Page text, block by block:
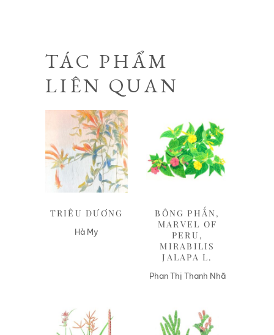
TÁC PHẨM
LIÊN QUAN
Liên hệ
TRIÊU DƯƠNG
Hà My
Liên hệ
BÔNG PHẤN,
MARVEL OF
PERU,
MIRABILIS
JALAPA L.
Phan Thị Thanh Nhã